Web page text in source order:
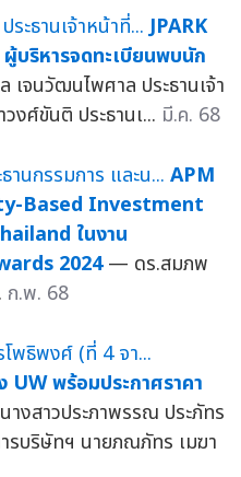
JPARK
บริหารจดทะเบียนพบนัก
จนวัฒนไพศาล ประธานเจ้า
ศ์ขันติ ประธานเ... มี.ค. 68
APM
Based Investment
ในงาน
2024 — ดร.สมภพ
ก.พ. 68
พร้อมประกาศราคา
งสาวประภาพรรณ ประภัทร
รบริษัทฯ นายภณภัทร เมฆา